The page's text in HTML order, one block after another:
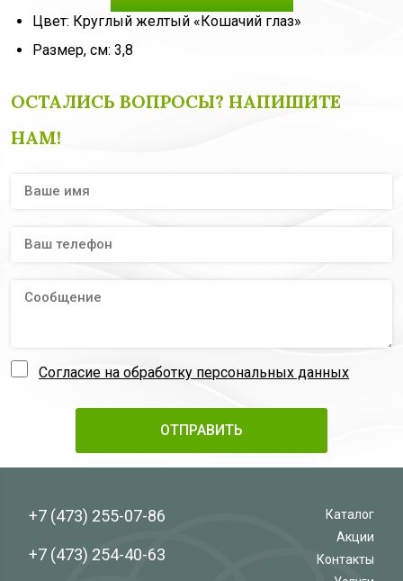
Цвет: Круглый желтый «Кошачий глаз»
Размер, см: 3,8
ОСТАЛИСЬ ВОПРОСЫ? НАПИШИТЕ
НАМ!
Согласие на обработку персональных данных
+7 (473) 255-07-86
+7 (473) 254-40-63
Каталог
Акции
Контакты